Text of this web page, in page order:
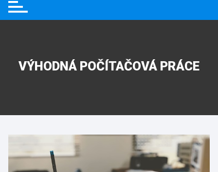
VÝHODNÁ POČÍTAČOVÁ PRÁCE